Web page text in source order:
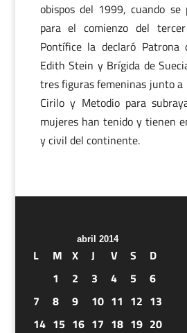
obispos del 1999, cuando se
para el comienzo del
Pontífice la declaró
Edith Stein y Brígida de
tres figuras femeninas junto a
Cirilo y Metodio para
mujeres han tenido y tienen
y civil del continente.
abril 2014
L M X J V S
D
1
2 3 4 5
6
7
8 9 10 11 12 13
14 15 16 17 18 19 20